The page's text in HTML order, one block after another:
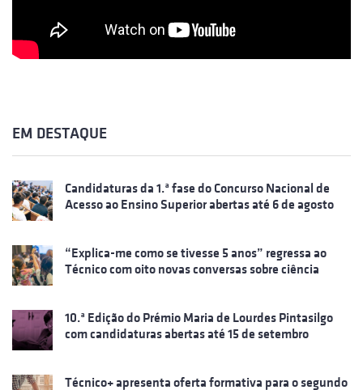
EM DESTAQUE
Candidaturas da 1.ª fase do Concurso Nacional de
Acesso ao Ensino Superior abertas até 6 de agosto
“Explica-me como se tivesse 5 anos” regressa ao
Técnico com oito novas conversas sobre ciência
10.ª Edição do Prémio Maria de Lourdes Pintasilgo
com candidaturas abertas até 15 de setembro
Técnico+ apresenta oferta formativa para o segundo